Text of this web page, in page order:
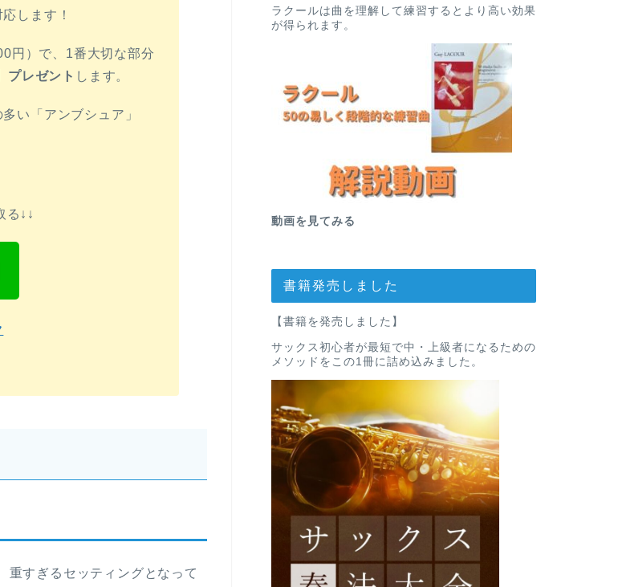
応します！
円）で、1番大切な部分
プレゼント します。
い「アンブシュア」
る↓↓
重すぎるセッティングとなって
ラクールは曲を理解して練習するとより高い効果
が得られます。
動画を見てみる
書籍発売しました
【書籍を発売しました】
サックス初心者が最短で中・上級者になるための
メソッドをこの1冊に詰め込みました。